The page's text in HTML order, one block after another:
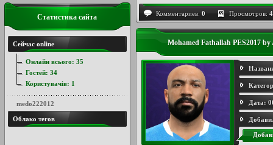
Комментариев: 0 Просмотров:
Mohamed Fathallah PES2017
Дата:
Статистика сайта
Сейчас online
Онлайн всього: 35
Гостей: 34
Користувачів: 1
medo222012
Облако тегов